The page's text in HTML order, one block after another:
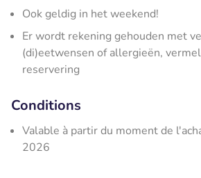
Ook geldig in het weekend!
Er wordt rekening gehouden met
(di)eetwensen of allergieën,
reservering
Conditions
Valable à partir du moment de
2026